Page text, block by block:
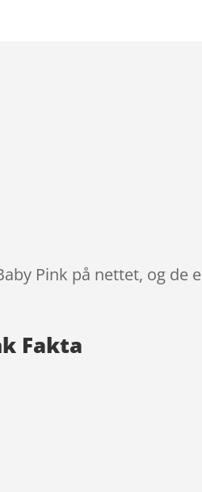
Pink på nettet, og de
Fakta